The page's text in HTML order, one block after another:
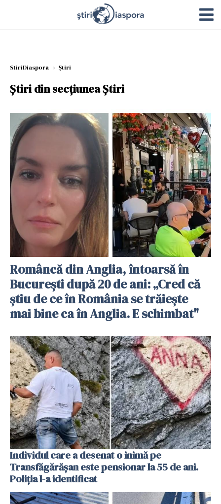
StiriDiaspora › Știri
Știri din secțiunea Știri
Româncă din Anglia, întoarsă în
București după 20 de ani: „Cred că
știu de ce în România se trăiește
mai bine ca în Anglia. E schimbat"
Individul care a desenat o inimă pe
Transfăgărășan este pensionar la 55 de ani.
Poliția l-a identificat